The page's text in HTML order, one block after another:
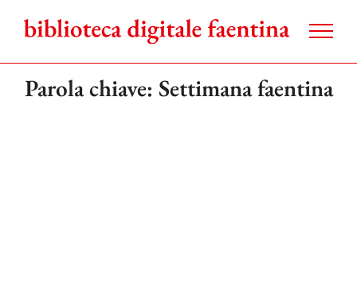
contenuto
Parola chiave: Settimana faentina